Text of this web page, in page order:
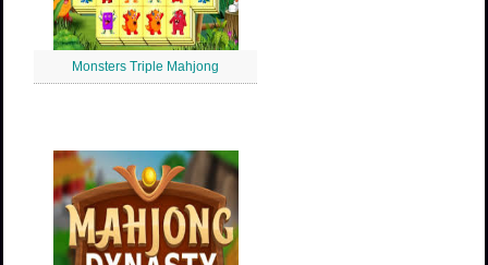
Monsters Triple Mahjong